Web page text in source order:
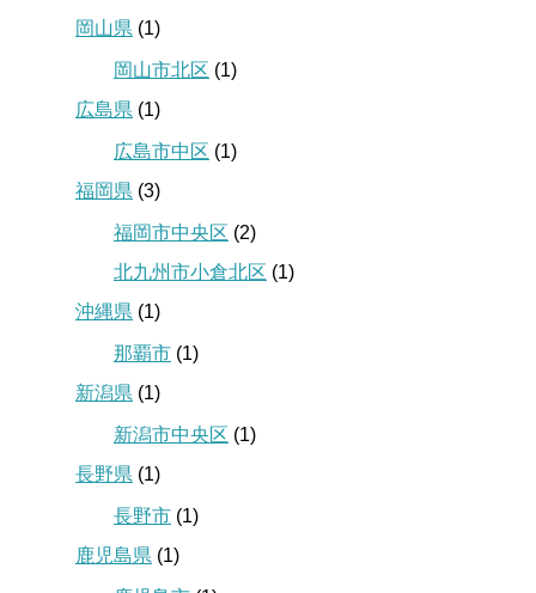
岡山県 (1)
岡山市北区 (1)
広島県 (1)
広島市中区 (1)
福岡県 (3)
福岡市中央区 (2)
北九州市小倉北区 (1)
沖縄県 (1)
那覇市 (1)
新潟県 (1)
新潟市中央区 (1)
長野県 (1)
長野市 (1)
鹿児島県 (1)